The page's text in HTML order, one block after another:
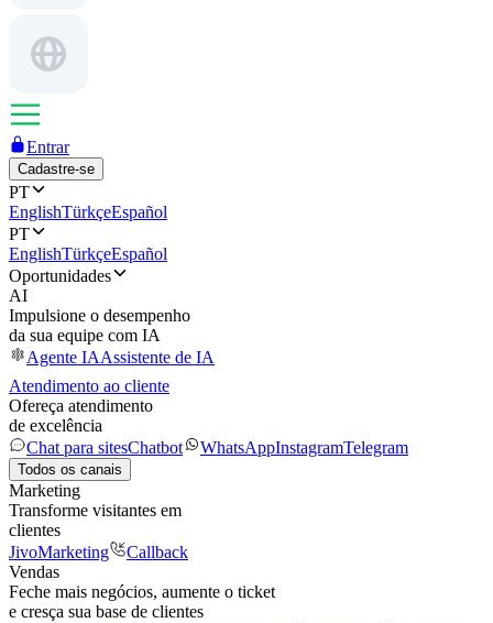
Entrar
Cadastre-se
PT
EnglishTürkçeEspañol
PT
EnglishTürkçeEspañol
Oportunidades
AI
Impulsione o desempenho
da sua equipe com IA
Agente IAAssistente de IA
Atendimento ao cliente
Ofereça atendimento
de excelência
Chat para sitesChatbot WhatsAppInstagramTelegram
Todos os canais
Marketing
Transforme visitantes em
clientes
JivoMarketing
Callback
Vendas
Feche mais negócios, aumente o ticket
e cresça sua base de clientes